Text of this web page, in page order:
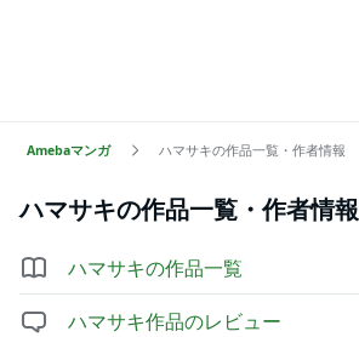
Amebaマンガ ハマサキの作品一覧・作者情報
ハマサキの作品一覧・作者情報
ハマサキの作品一覧
ハマサキ作品のレビュー